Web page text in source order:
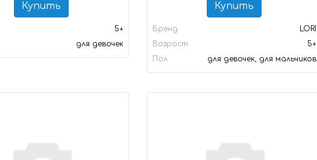
Купить
5+
для девочек
Купить
Бренд
LORI
Возраст
5+
Пол
для девочек, для мальчиков